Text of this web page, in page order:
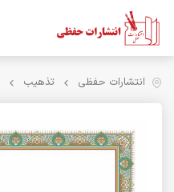
انتشارات حفظی تذهیب